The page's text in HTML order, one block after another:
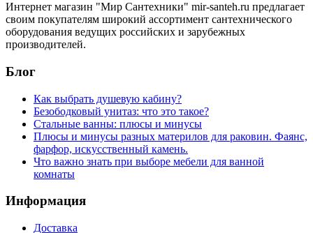
Интернет магазин "Мир Сантехники" mir-santeh.ru предлагает
своим покупателям широкий ассортимент сантехнического
оборудования ведущих российских и зарубежных
производителей.
Блог
Как выбрать душевую кабину?
Безободковый унитаз: что это такое?
Стальные ванны: плюсы и минусы
Плюсы и минусы разных материлов для раковин. Фаянс,
фарфор, искусственный камень.
Что важно знать при выборе мебели для ванной
комнаты
Информация
Доставка